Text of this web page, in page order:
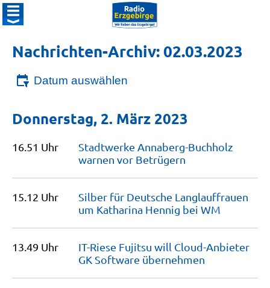
Nachrichten-Archiv: 02.03.2023
Datum auswählen
Donnerstag, 2. März 2023
16.51 Uhr
Stadtwerke Annaberg-Buchholz
warnen vor Betrügern
15.12 Uhr
Silber für Deutsche Langlauffrauen
um Katharina Hennig bei WM
13.49 Uhr
IT-Riese Fujitsu will Cloud-Anbieter
GK Software übernehmen